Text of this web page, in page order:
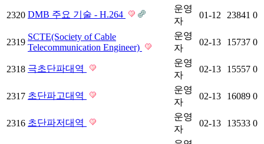
2320 DMB 주요 기술 - H.264
운영
자
01-12 23841 0
2319
SCTE(Society of Cable
Telecommunication Engineer)
운영
자
02-13 15737 0
2318 극초단파대역
운영
자
02-13 15557 0
2317 초단파고대역
운영
자
02-13 16089 0
2316 초단파저대역
운영
자
02-13 13533 0